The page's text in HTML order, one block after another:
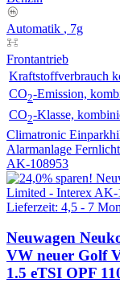
Automatik , 7g
Frontantrieb
Kraftstoffverbrauch
CO2-Emission,
CO2-Klasse,
Climatronic
Alarmanlage
AK-108953
Lieferzeit: 4,5 - 7
Neuwagen
VW neuer Golf
1.5 eTSI OPF